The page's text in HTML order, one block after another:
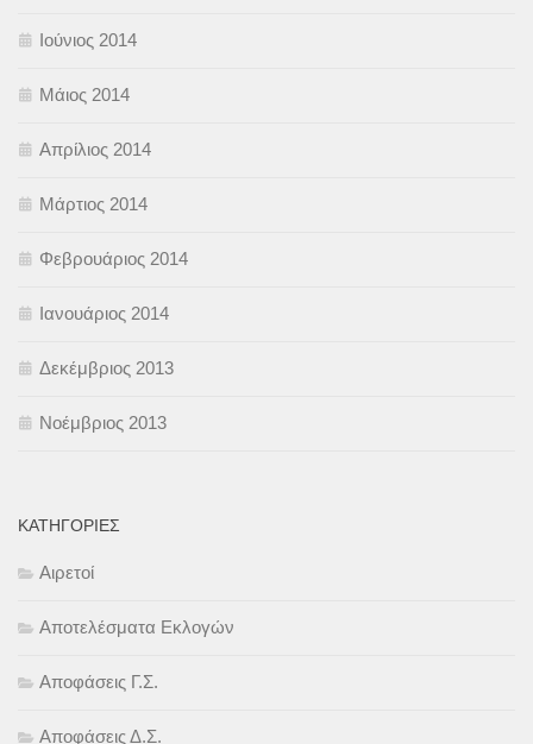
Ιούνιος 2014
Μάιος 2014
Απρίλιος 2014
Μάρτιος 2014
Φεβρουάριος 2014
Ιανουάριος 2014
Δεκέμβριος 2013
Νοέμβριος 2013
KΑΤΗΓΟΡΊΕΣ
Αιρετοί
Αποτελέσματα Εκλογών
Αποφάσεις Γ.Σ.
Αποφάσεις Δ.Σ.